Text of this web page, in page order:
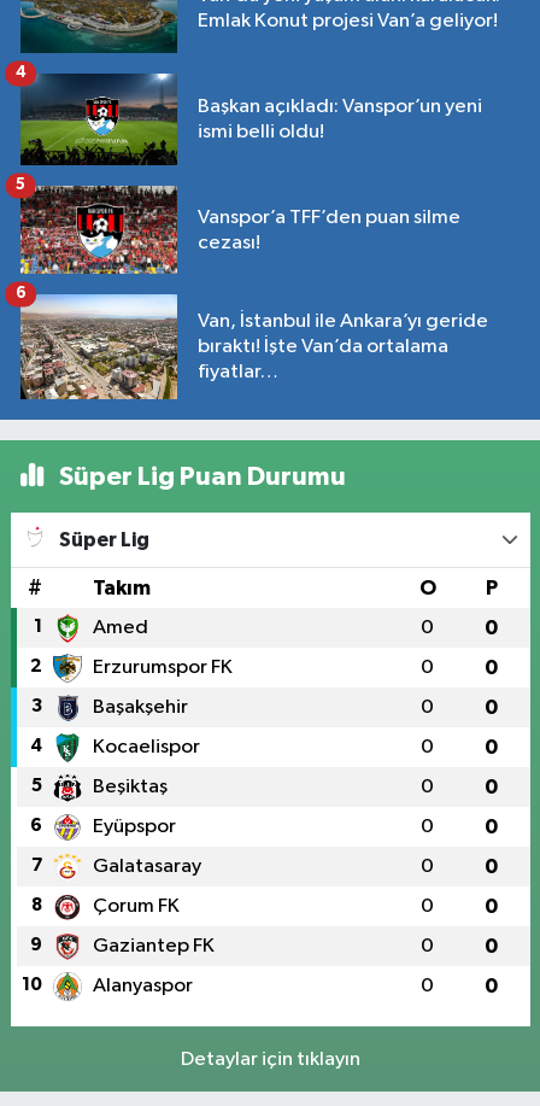
Emlak Konut projesi Van’a geliyor!
Başkan açıkladı: Vanspor’un yeni
ismi belli oldu!
4
Vanspor’a TFF’den puan silme
cezası!
5
Van, İstanbul ile Ankara’yı geride
bıraktı! İşte Van’da ortalama
fiyatlar…
6
Süper Lig Puan Durumu
Süper Lig
# Takım O P
1 Amed 0 0
2 Erzurumspor FK 0 0
3 Başakşehir 0 0
4 Kocaelispor 0 0
5 Beşiktaş 0 0
6 Eyüpspor 0 0
7 Galatasaray 0 0
8 Çorum FK 0 0
9 Gaziantep FK 0 0
10 Alanyaspor 0 0
Detaylar için tıklayın